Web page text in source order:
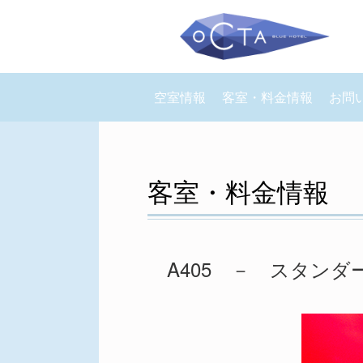
空室情報 客室・料金情報 お問
客室・料金情報
A405 － スタンダ